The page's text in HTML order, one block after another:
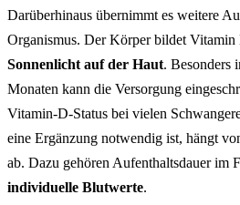
Darüberhinaus übernimmt es weitere
Organismus. Der Körper bildet Vitamin
Sonnenlicht auf der Haut. Besonders
Monaten kann die Versorgung
Vitamin-D-Status bei vielen
eine Ergänzung notwendig ist, hängt
ab. Dazu gehören Aufenthaltsdauer im
individuelle Blutwerte.